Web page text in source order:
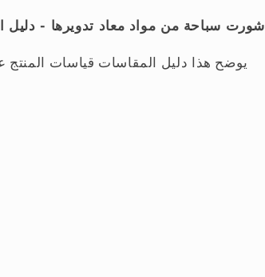
شورت سباحة من مواد معاد تدويرها - دليل
يوضح هذا دليل المقاسات قياسات